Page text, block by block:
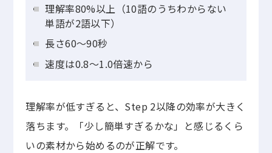
理解率80%以上（10語のうちわからない
単語が2語以下）
長さ60〜90秒
速度は0.8〜1.0倍速から
理解率が低すぎると、Step 2以降の効率が大きく
落ちます。「少し簡単すぎるかな」と感じるくら
いの素材から始めるのが正解です。